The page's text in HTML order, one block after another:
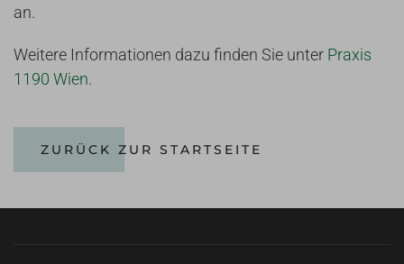
an.
Weitere Informationen dazu finden Sie unter Praxis
1190 Wien.
ZURÜCK ZUR STARTSEITE